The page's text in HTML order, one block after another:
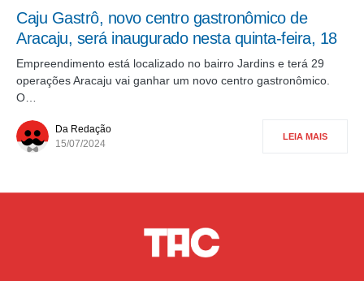
Caju Gastrô, novo centro gastronômico de
Aracaju, será inaugurado nesta quinta-feira, 18
Empreendimento está localizado no bairro Jardins e terá 29
operações Aracaju vai ganhar um novo centro gastronômico.
O…
Da Redação
15/07/2024
LEIA MAIS